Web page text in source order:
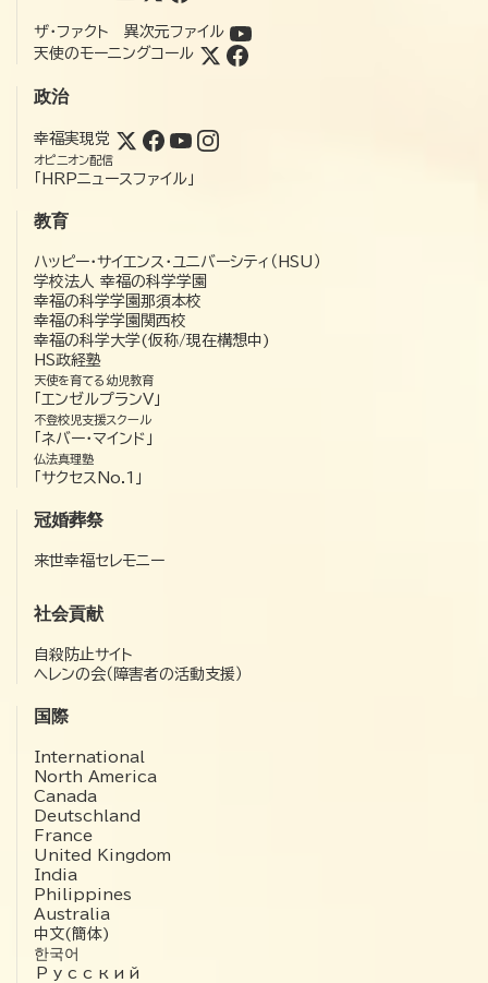
ザ・ファクト 異次元ファイル
天使のモーニングコール
政治
幸福実現党
オピニオン配信
「HRPニュースファイル」
教育
ハッピー・サイエンス・ユニバーシティ（HSU）
学校法人 幸福の科学学園
幸福の科学学園那須本校
幸福の科学学園関西校
幸福の科学大学(仮称/現在構想中)
HS政経塾
天使を育てる幼児教育
「エンゼルプランV」
不登校児支援スクール
「ネバー・マインド」
仏法真理塾
「サクセスNo.1」
冠婚葬祭
来世幸福セレモニー
社会貢献
自殺防止サイト
ヘレンの会（障害者の活動支援）
国際
International
North America
Canada
Deutschland
France
United Kingdom
India
Philippines
Australia
中文(簡体)
한국어
Русский